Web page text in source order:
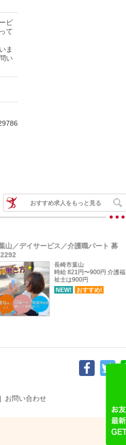
ビ
て
ま
い
おすすめ求人をもっと見る
山／デイサービス／介護職パート 募
長崎市葉山
時給 821円〜900円 介護福
祉士は900円
NEW!
おすすめ!
お問い合わせ